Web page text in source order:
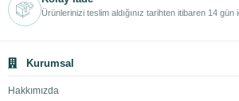
Daikin Kombi Modelleri:
Daikin Kombi
Ürünlerinizi teslim aldığınız tarihten itibaren 14 gün
Kurumsal
Hakkımızda